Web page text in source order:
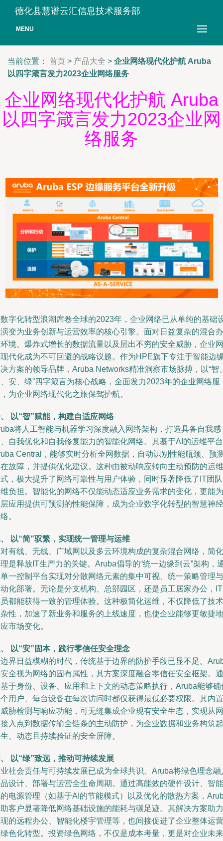
德化县慧谱云汇信息技术服务部
MENU
当前位置： 首页 > 产品大全 > 企业网络现代化护航 Aruba
以四字箴言发力2023企业网络服务
企业网络现代化护航 Aruba
以四字箴言发力2023企业网
络服务
字化转型浪潮席卷全球的2023年，企业网络已从单纯的基础
变为业务创新与运营效率的核心引擎。面对日益复杂的混合办
境、爆炸式增长的数据流量以及层出不穷的安全威胁，企业网
代化成为不可回避的战略议题。作为HPE旗下专注于智能边
方案的领导品牌，Aruba Networks精准洞察市场脉搏，以“智
安、绿”四字箴言为核心战略，全面发力2023年的企业网络服
为企业网络现代化之旅保驾护航。
以“智”赋能，构建自适应网络
将人工智能与机器学习深度融入网络架构，打造具备自我感
自我优化和自我修复能力的智能化网络。其基于AI的运维平台
Central，能够实时分析全网数据，自动识别性能瓶颈、预
故障，并提供优化建议。这种由被动响应转向主动预防的运维
，极大提升了网络可靠性与用户体验，同时显著降低了IT团
负担。智能化的网络不仅能动态适应业务需求的变化，更能为
应用提供可预测的性能保障，成为企业数字化转型的智慧神经
。
以“简”驭繁，实现统一管理与运维
有线、无线、广域网以及多云环境构成的复杂混合网络，简化
是释放IT生产力的关键。Aruba倡导的“统一边缘到云”架构，
一控制平台实现对分散网络元素的集中可视、统一策略管理与
化部署。无论是分支机构、总部园区，还是员工居家办公，
都能获得一致的管理体验。这种极简化运维，不仅降低了技术
性，加速了新业务和服务的上线速度，也使企业能够更敏捷地
市场变化。
以“安”固本，践行零信任安全理念
界日益模糊的时代，传统基于边界的防护手段已显不足。
全视为网络的固有属性，其方案深度融合零信任安全框架。通
于身份、设备、应用和上下文的动态策略执行，Aruba能够确
用户、每台设备在每次访问时都仅获得最低必要权限。其内置
胁检测与响应功能，可无缝集成企业现有安全生态，实现从网
入点到数据传输全链条的主动防护，为企业数据和业务构筑起
、动态且持续验证的安全屏障。
以“绿”致远，推动可持续发展
社会责任与可持续发展已成为全球共识。Aruba将绿色理念融
设计、部署与运营全生命周期。通过高能效的硬件设计、智能
电源管理（如基于AI的节能模式）以及优化的散热方案，
客户显著降低网络基础设施的能耗与碳足迹。其解决方案助力
的远程办公、智能化楼宇管理等，也间接促进了企业整体运营
色化转型。投资绿色网络，不仅是成本考量，更是对企业未来